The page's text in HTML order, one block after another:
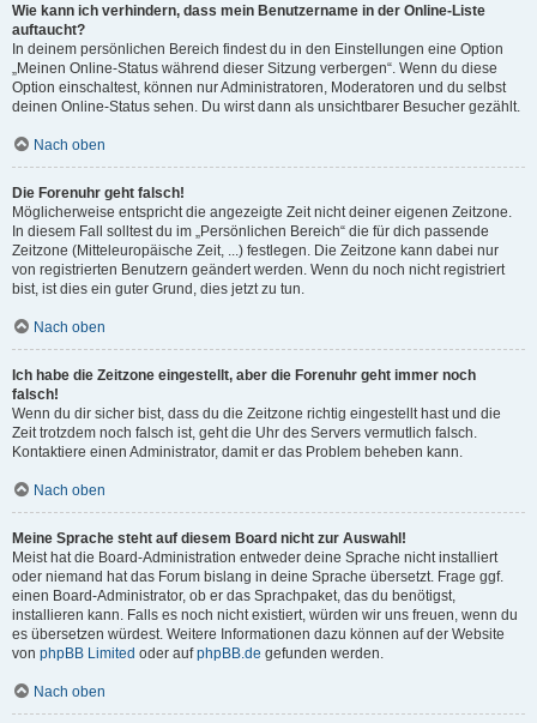
Wie kann ich verhindern, dass mein Benutzername in der Online-Liste
auftaucht?
In deinem persönlichen Bereich findest du in den Einstellungen eine Option
„Meinen Online-Status während dieser Sitzung verbergen“. Wenn du diese
Option einschaltest, können nur Administratoren, Moderatoren und du selbst
deinen Online-Status sehen. Du wirst dann als unsichtbarer Besucher gezählt.
Nach oben
Die Forenuhr geht falsch!
Möglicherweise entspricht die angezeigte Zeit nicht deiner eigenen Zeitzone.
In diesem Fall solltest du im „Persönlichen Bereich“ die für dich passende
Zeitzone (Mitteleuropäische Zeit, ...) festlegen. Die Zeitzone kann dabei nur
von registrierten Benutzern geändert werden. Wenn du noch nicht registriert
bist, ist dies ein guter Grund, dies jetzt zu tun.
Nach oben
Ich habe die Zeitzone eingestellt, aber die Forenuhr geht immer noch
falsch!
Wenn du dir sicher bist, dass du die Zeitzone richtig eingestellt hast und die
Zeit trotzdem noch falsch ist, geht die Uhr des Servers vermutlich falsch.
Kontaktiere einen Administrator, damit er das Problem beheben kann.
Nach oben
Meine Sprache steht auf diesem Board nicht zur Auswahl!
Meist hat die Board-Administration entweder deine Sprache nicht installiert
oder niemand hat das Forum bislang in deine Sprache übersetzt. Frage ggf.
einen Board-Administrator, ob er das Sprachpaket, das du benötigst,
installieren kann. Falls es noch nicht existiert, würden wir uns freuen, wenn du
es übersetzen würdest. Weitere Informationen dazu können auf der Website
von phpBB Limited oder aufphpBB.de gefunden werden.
Nach oben